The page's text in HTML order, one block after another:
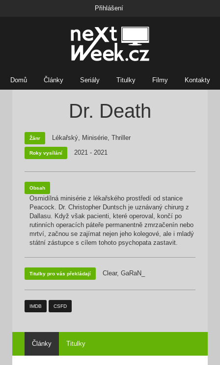
Přihlášení
Domů Články Seriály Titulky Filmy Kontakty
Dr. Death
Žánr Lékařský, Minisérie, Thriller
Roky vysílání 2021 - 2021
Obsah
Osmidílná minisérie z lékařského prostředí od stanice
Peacock. Dr. Christopher Duntsch je uznávaný chirurg z
Dallasu. Když však pacienti, které operoval, končí po
rutinních operacích páteře permanentně zmrzačenín nebo
mrtví, začnou se zajímat nejen jeho kolegové, ale i mladý
státní zástupce s cílem tohoto psychopata zastavit.
Titulky pro vás překládají Clear, GaRaN_
IMDB CSFD
Články Titulky